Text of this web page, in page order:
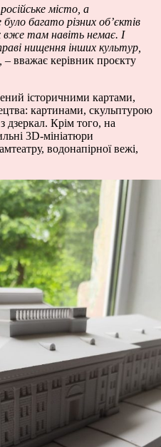
російське місто, а
багато різних об’єктів
вже там навіть немає. І
нищення інших культур,
– вважає керівник проєкту
історичними картами,
картинами, скульптурою
дзеркал. Крім того, на
3D-мініатюри
водонапірної вежі,